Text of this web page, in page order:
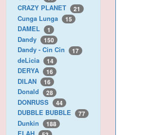
CRAZY PLANET 21
Cunga Lunga 15
DAMEL 1
Dandy 150
Dandy - Cin Cin 17
deLicia 14
DERYA 16
DILAN 16
Donald 28
DONRUSS 44
DUBBLE BUBBLE 77
Dunkin 188